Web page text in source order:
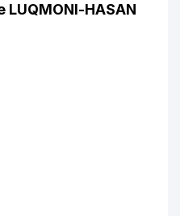
HASAN